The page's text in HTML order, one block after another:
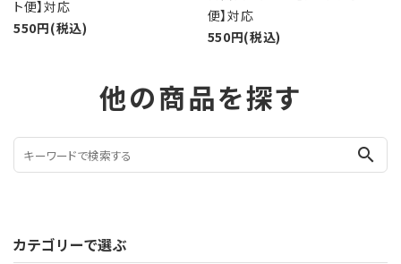
ト便】対応
550円(税込)
便】対応
550円(税込)
他の商品を探す
search
カテゴリーで選ぶ